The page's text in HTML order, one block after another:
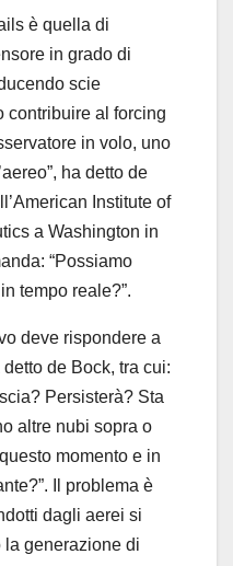
è quella di
in grado di
scie
contribuire al forcing
in volo, uno
ha detto de
Institute of
a Washington in
“Possiamo
tempo reale?”.
deve rispondere a
de Bock, tra cui:
Persisterà? Sta
altre nubi sopra o
momento e in
Il problema è
dagli aerei si
la generazione di